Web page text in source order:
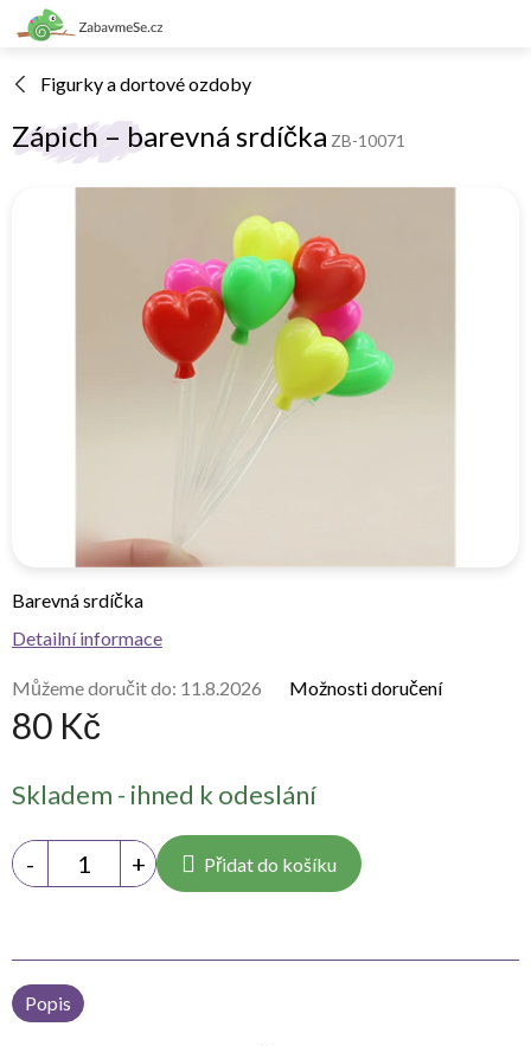
Přejít
na
Figurky a dortové ozdoby
Zápich – barevná srdíčka ZB-10071
80 Kč
cena:
Skladem - ihned k odeslání
Můžeme doručit do: 11.8.2026 Možnosti doručení
Přidat do košíku
Barevná srdíčka
Detailní informace
Popis